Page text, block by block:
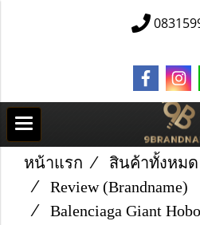
หน้าแรก
สินค้าทั้งหมด
Review (Brandname)
Balenciaga Giant